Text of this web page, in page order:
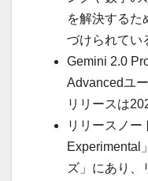
を解決するた
づけられてい
Gemini 2.0
Advancedユ
リリースは
リリースノー
Experimental
ズ」にあり、